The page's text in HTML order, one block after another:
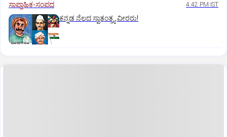
ಸಾಪ್ತಾಹಿಕ-ಸಂಪದ 4:42 PM IST
ಕನ್ನಡ ನೆಲದ ಸ್ವಾತಂತ್ರ್ಯ ವೀರರು!